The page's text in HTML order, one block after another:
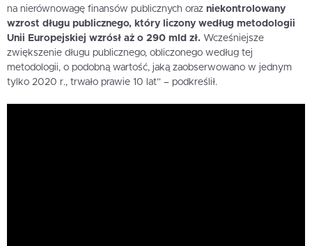
na nierównowagę finansów publicznych oraz niekontrolowany
wzrost długu publicznego, który liczony według metodologii
Unii Europejskiej wzrósł aż o 290 mld zł. Wcześniejsze
zwiększenie długu publicznego, obliczonego według tej
metodologii, o podobną wartość, jaką zaobserwowano w jednym
tylko 2020 r., trwało prawie 10 lat” – podkreślił.